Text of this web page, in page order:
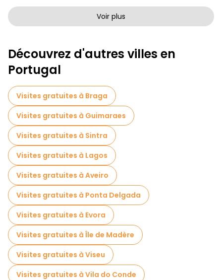
Visites à pied sans art à Lisbonne
Tournée des pubs à Lisbonne
Visites autoguidées en Lisbonne
Jeux d'évasion en Lisbonne
Visites photographiques en Lisbonne
Billets d'entrée en Lisbonne
Croisières en Lisbonne
Musées en Lisbonne
Visite gratuite de la vieille ville à Lisbonne
Visites de marchés en Lisbonne
Visites de dégustation locales à Lisbonne
Excursions d'une journée gratuites à Lisbonne
Voir plus
Découvrez d'autres villes en
Portugal
Visites gratuites à Braga
Visites gratuites à Guimaraes
Visites gratuites à Sintra
Visites gratuites à Lagos
Visites gratuites à Aveiro
Visites gratuites à Ponta Delgada
Visites gratuites à Evora
Visites gratuites à Île de Madère
Visites gratuites à Viseu
Visites gratuites à Vila do Conde